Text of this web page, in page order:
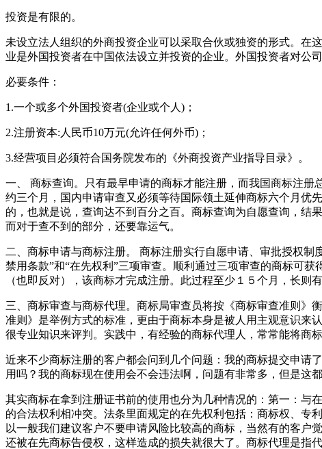
投资是有限的。
未设立法人组织的外商投资企业可以采取合伙或独资的形式。在
业是外国投资者在中国依法设立并投资的企业。外国投资者对公
必要条件：
1.一个或多个外国投资者(企业或个人)；
2.注册资本:人民币10万元(允许任何外币)；
3.经营项目必须符合国务院发布的《外商投资产业指导目录》。
一、 商标查询。只有最早申请的商标才能注册，而我国商标注
约三个月，国内申请审查又必须等待国际领土延伸商标六个月优
的，也就是说，查询达不到百分之百。商标查询为自愿查询，结
而对于查不到的部分，还要靠运气。
二、商标申请与商标注册。 商标注册实行自愿申请、审批授权
禁用条款”和“在先权利”三项审查。顺利通过三项审查的商标可
（也即反对），该商标才完成注册。此过程至少１５个月，长
三、商标审查与商标代理。商标局审查员将按《商标审查准则》
准则》是举例方式的标准，更由于商标本身是被人用主观意识来
很专业知识来评判。实践中，有经验的商标代理人，常常能将
近来不少商标注册的客户都会问到几个问题：我的商标提交申请
用吗？我的商标现在使用会不会违法啊，问题有非常多，但是这
其实商标在拿到注册证书前的使用也分为几种情况的：第一：与
的合法权利相冲突。法条里面规定的在先权利包括：商标权、专
以一般我们建议客户不要申请风险比较高的商标，当然有的客户
还被在先商标告侵权，这样造成的损失就很大了。商标代理是指